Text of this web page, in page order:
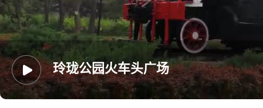
玲珑公园火车头广场